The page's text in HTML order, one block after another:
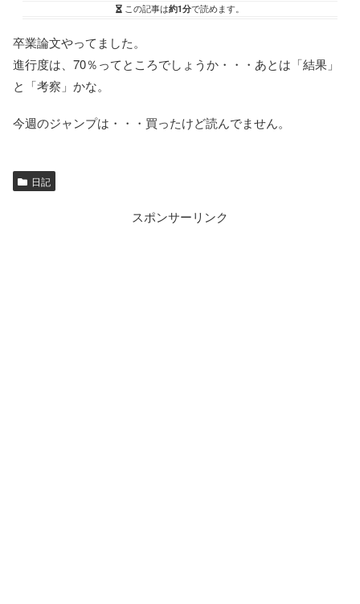
この記事は約1分で読めます。
卒業論文やってました。
進行度は、70％ってところでしょうか・・・あとは「結果」
と「考察」かな。
今週のジャンプは・・・買ったけど読んでません。
日記
スポンサーリンク